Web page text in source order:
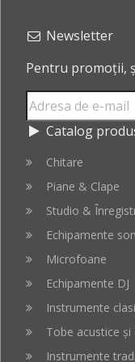
Newsletter
Pentru promoții,
Catalog
Chitare
Piane & Clape
Studio &
Echipamente
Microfoane
Echipamente DJ
Instrumente
Tobe acustice și
Instrumente